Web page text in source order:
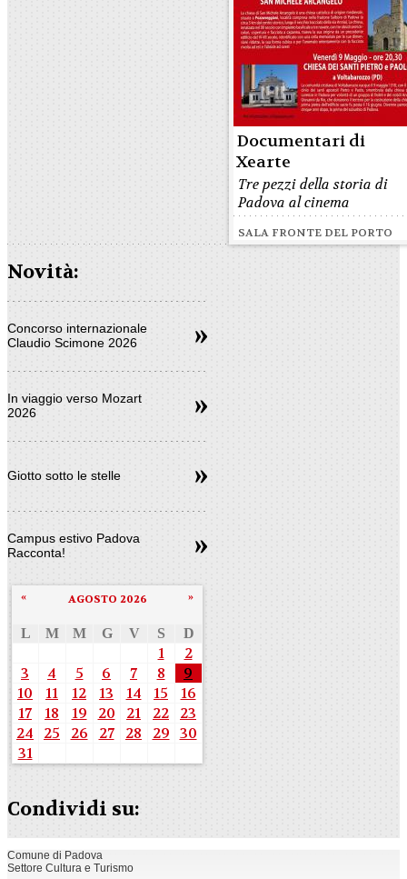
Documentari di
Xearte
Tre pezzi della storia di
Padova al cinema
SALA FRONTE DEL PORTO
Novità:
Concorso internazionale
Claudio Scimone 2026
In viaggio verso Mozart
2026
Giotto sotto le stelle
Campus estivo Padova
Racconta!
AGOSTO 2026
« »
L M M G V S D
1
2
3
4 5 6 7 8
9
10
11 12 13 14 15
16
17
18 19 20 21 22
23
24
25 26 27 28 29 30
31
Condividi su:
Comune di Padova
Settore Cultura e Turismo